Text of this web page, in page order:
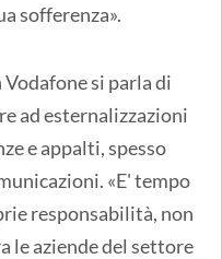
sofferenza».
si parla di
ad esternalizzazioni
e appalti, spesso
«E' tempo
responsabilità, non
le aziende del settore